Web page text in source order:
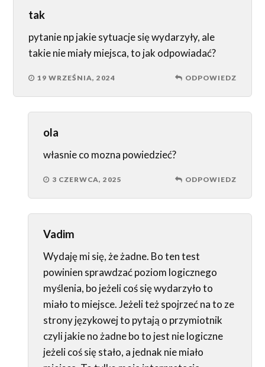
tak
pytanie np jakie sytuacje się wydarzyły, ale
takie nie miały miejsca, to jak odpowiadać?
19 WRZEŚNIA, 2024 ODPOWIEDZ
ola
własnie co mozna powiedzieć?
3 CZERWCA, 2025 ODPOWIEDZ
Vadim
Wydaję mi się, że żadne. Bo ten test
powinien sprawdzać poziom logicznego
myślenia, bo jeżeli coś się wydarzyło to
miało to miejsce. Jeżeli też spojrzeć na to ze
strony językowej to pytają o przymiotnik
czyli jakie no żadne bo to jest nie logiczne
jeżeli coś się stało, a jednak nie miało